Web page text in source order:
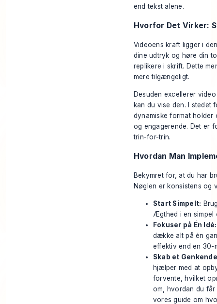
end tekst alene.
Hvorfor Det Virker:
Videoens kraft ligger i
dine udtryk og høre din
replikere i skrift. Dette
mere tilgængeligt.
Desuden excellerer
kan du vise den. I stedet
dynamiske format
og engagerende. Det er
trin-for-trin.
Hvordan Man
Bekymret for, at du har
Nøglen er konsistens og
Start Simpelt:
Ægthed i en simpel
Fokuser på Én Idé:
dække alt på én
effektiv end en 30-
Skab et
hjælper med at
forvente, hvilket
om, hvordan du
vores guide om